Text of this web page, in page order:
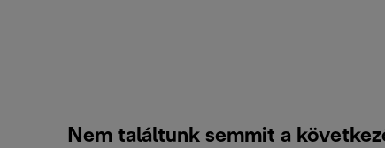
Nem találtunk semmit a